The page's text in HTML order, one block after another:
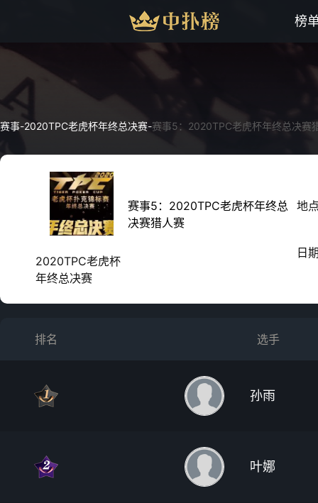
榜
赛事-2020TPC老虎杯年终总决赛-赛事5：2020TPC老虎杯年终总决赛
2020TPC老虎杯
年终总决赛
赛事5：2020TPC老虎杯年终总
决赛猎人赛
地
日
排名 选手
孙雨
叶娜